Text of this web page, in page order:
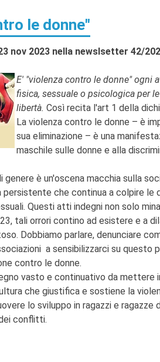
le donne"
nov 2023 nella newslsetter 42/
E' "violenza contro le donne" ogni
fisica, sessuale o psicologica per
libertà. Così recita l'art 1 della
La violenza contro le donne – è
sua eliminazione – è una
maschile sulle donne e alla
genere è un'oscena macchia sulla
che continua a colpire le
Questi atti indegni non solo
tali orrori contino ad esistere e a
Dobbiamo parlare, denunciare
a sensibilizzarci su
contro le donne.
vasto e continuativo da
che giustifica e sostiene la
lo sviluppo in ragazzi e
conflitti.